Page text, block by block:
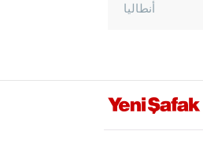
أنطاليا
بالق أسير